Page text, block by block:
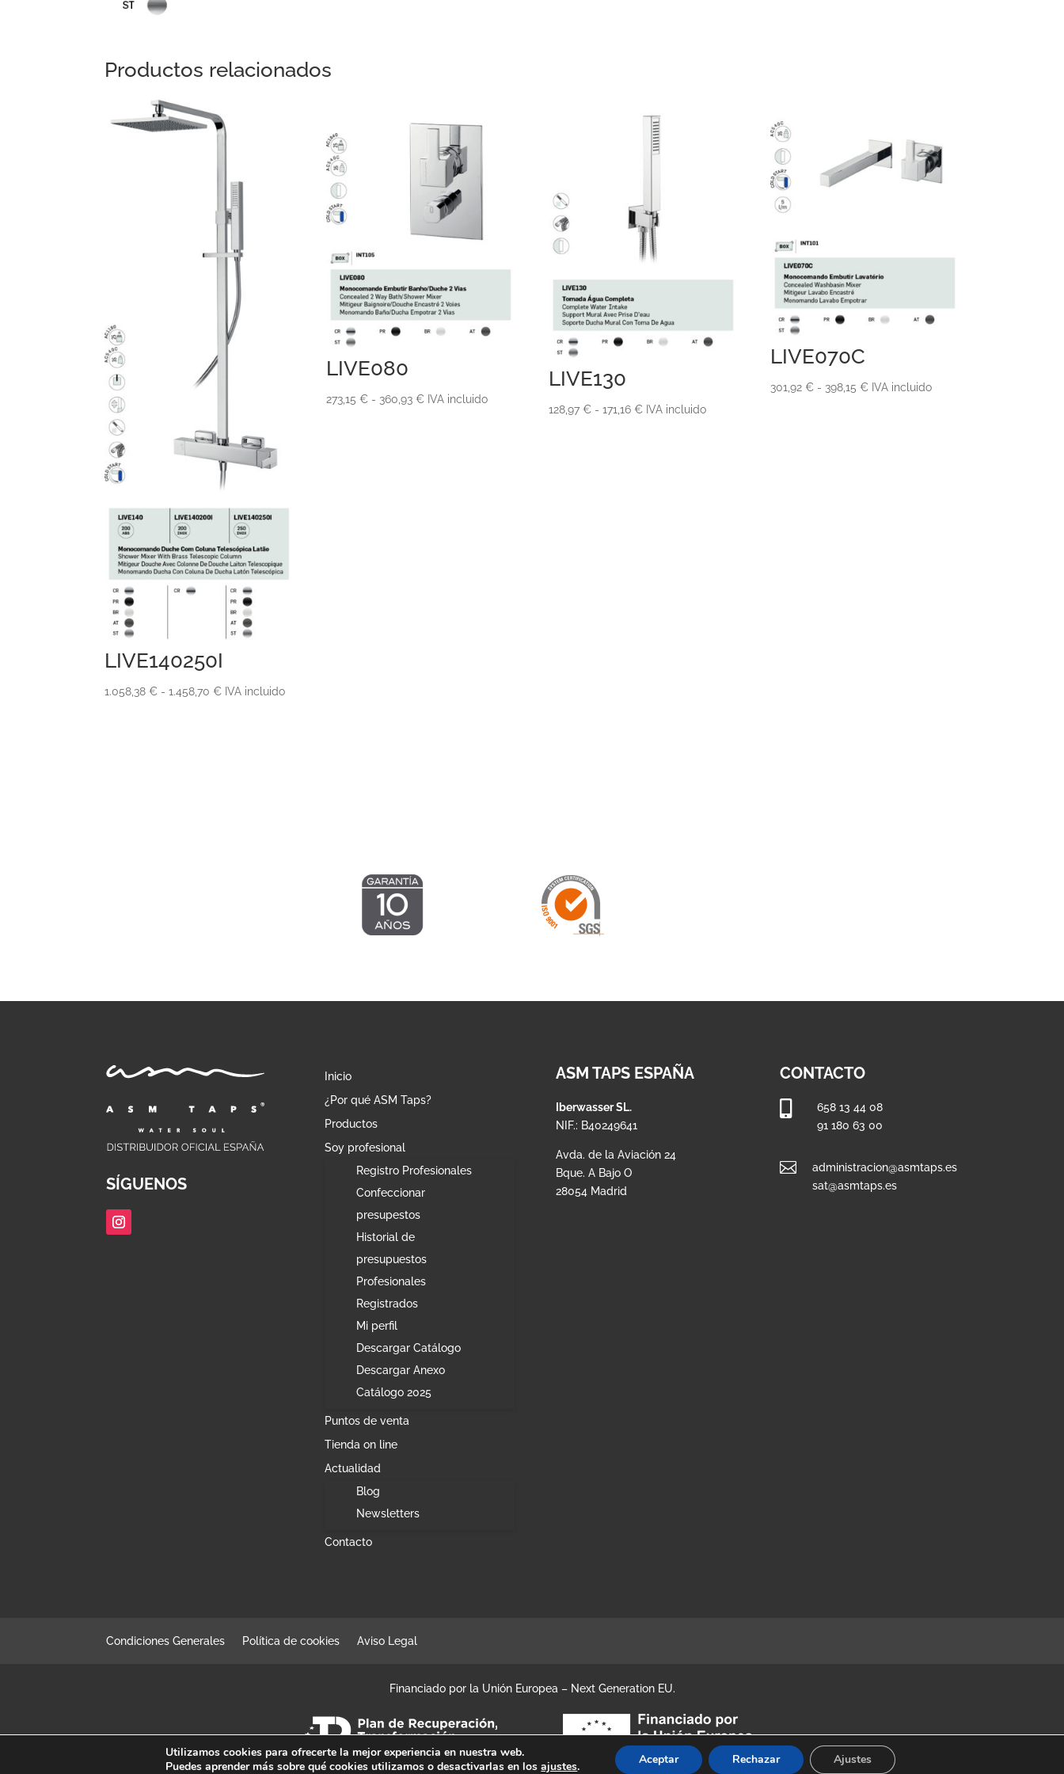
Productos relacionados
LIVE140250I
1.058,38 € - 1.458,70 €Rango
IVA incluido
LIVE080
273,15€ - 360,93€Rango
IVA incluido
LIVE130
128,97 € - 171,16 €Rango
IVA incluido
LIVE070C
301,92 € - 398,15 €Rango
IVA incluido
SÍGUENOS
Inicio
¿Por qué ASM Taps?
Productos
Soy profesional
Registro Profesionales
Confeccionar
presupestos
Historial de
presupuestos
Profesionales
Registrados
Mi perfil
Descargar Catálogo
Descargar Anexo
Catálogo 2025
Puntos de venta
Tienda on line
Actualidad
Blog
Newsletters
Contacto
ASM TAPS ESPAÑA
Iberwasser SL.
NIF.: B40249641
Avda. de la Aviación 24
Bque. A Bajo O
28054 Madrid
CONTACTO

658 13 44 08
91 180 63 00

administracion@asmtaps.es
sat@asmtaps.es
Condiciones Generales Política de cookies Aviso Legal
Financiado por la Unión Europea – Next Generation EU.
Utilizamos cookies para ofrecerte la mejor experiencia en nuestra web.
Puedes aprender más sobre qué cookies utilizamos o desactivarlas en losajustes. Aceptar Rechazar Ajustes